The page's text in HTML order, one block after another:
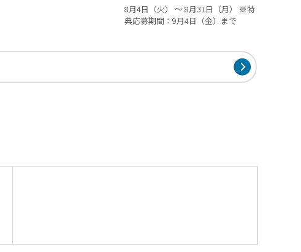
8月4日（火） ～ 8月31日（月） ※特
典応募期間：9月4日（金）まで